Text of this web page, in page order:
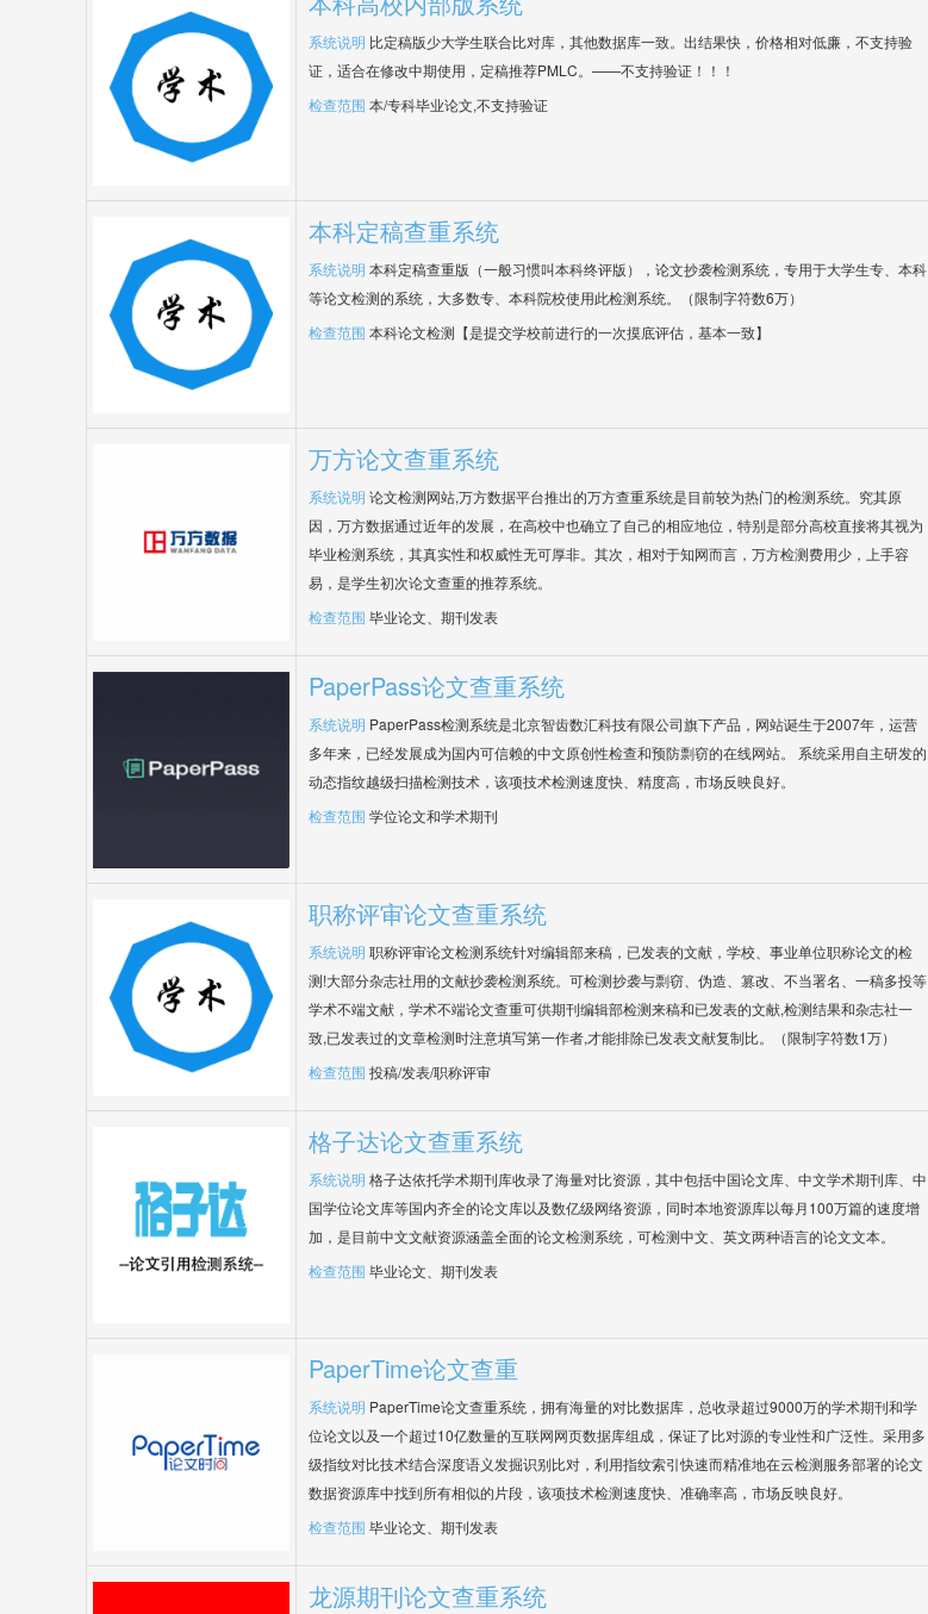
系统说明 比定稿版少大学生联合比对库，其他数据库一致。出结果快，价格相对低廉，不支持验
证，适合在修改中期使用，定稿推荐PMLC。——不支持验证！！！
检查范围 本/专科毕业论文,不支持验证
本科定稿查重系统
系统说明 本科定稿查重版（一般习惯叫本科终评版），论文抄袭检测系统，专用于大学生专、本科
等论文检测的系统，大多数专、本科院校使用此检测系统。（限制字符数6万）
检查范围 本科论文检测【是提交学校前进行的一次摸底评估，基本一致】
万方论文查重系统
系统说明 论文检测网站,万方数据平台推出的万方查重系统是目前较为热门的检测系统。究其原
因，万方数据通过近年的发展，在高校中也确立了自己的相应地位，特别是部分高校直接将其视为
毕业检测系统，其真实性和权威性无可厚非。其次，相对于知网而言，万方检测费用少，上手容
易，是学生初次论文查重的推荐系统。
检查范围 毕业论文、期刊发表
PaperPass论文查重系统
系统说明 PaperPass检测系统是北京智齿数汇科技有限公司旗下产品，网站诞生于2007年，运营
多年来，已经发展成为国内可信赖的中文原创性检查和预防剽窃的在线网站。 系统采用自主研发的
动态指纹越级扫描检测技术，该项技术检测速度快、精度高，市场反映良好。
检查范围 学位论文和学术期刊
职称评审论文查重系统
系统说明 职称评审论文检测系统针对编辑部来稿，已发表的文献，学校、事业单位职称论文的检
测!大部分杂志社用的文献抄袭检测系统。可检测抄袭与剽窃、伪造、篡改、不当署名、一稿多投等
学术不端文献，学术不端论文查重可供期刊编辑部检测来稿和已发表的文献,检测结果和杂志社一
致,已发表过的文章检测时注意填写第一作者,才能排除已发表文献复制比。（限制字符数1万）
检查范围 投稿/发表/职称评审
格子达论文查重系统
系统说明 格子达依托学术期刊库收录了海量对比资源，其中包括中国论文库、中文学术期刊库、中
国学位论文库等国内齐全的论文库以及数亿级网络资源，同时本地资源库以每月100万篇的速度增
加，是目前中文文献资源涵盖全面的论文检测系统，可检测中文、英文两种语言的论文文本。
检查范围 毕业论文、期刊发表
PaperTime论文查重
系统说明 PaperTime论文查重系统，拥有海量的对比数据库，总收录超过9000万的学术期刊和学
位论文以及一个超过10亿数量的互联网网页数据库组成，保证了比对源的专业性和广泛性。采用多
级指纹对比技术结合深度语义发掘识别比对，利用指纹索引快速而精准地在云检测服务部署的论文
数据资源库中找到所有相似的片段，该项技术检测速度快、准确率高，市场反映良好。
检查范围 毕业论文、期刊发表
龙源期刊论文查重系统